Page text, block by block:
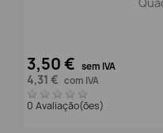
3,50 € sem IVA
4,31 € com IVA
0 Avaliação(ões)